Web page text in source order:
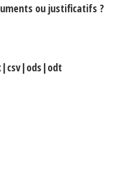
ou justificatifs ?